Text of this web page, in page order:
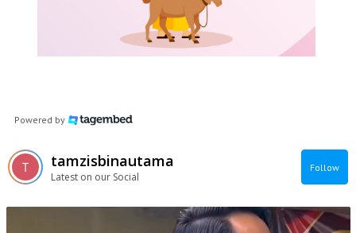
Powered by
tamzisbinautama
Latest on our Social
Follow